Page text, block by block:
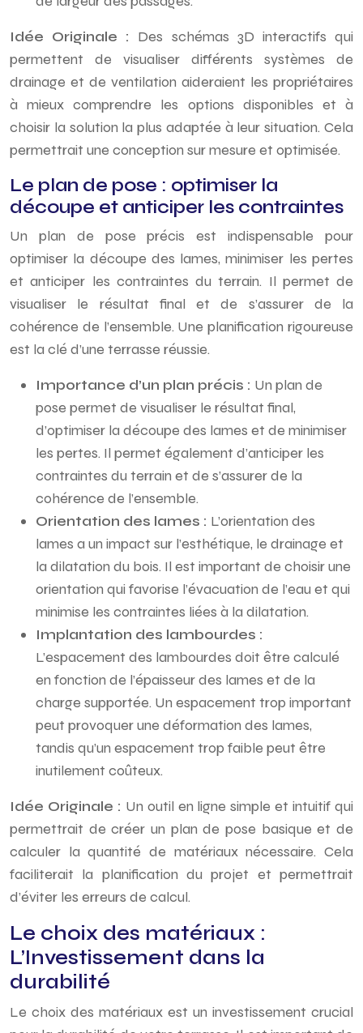
Idée Originale : Des schémas 3D interactifs qui
permettent de visualiser différents systèmes de
drainage et de ventilation aideraient les propriétaires
à mieux comprendre les options disponibles et à
choisir la solution la plus adaptée à leur situation. Cela
permettrait une conception sur mesure et optimisée.
Le plan de pose : optimiser la
découpe et anticiper les contraintes
Un plan de pose précis est indispensable pour
optimiser la découpe des lames, minimiser les pertes
et anticiper les contraintes du terrain. Il permet de
visualiser le résultat final et de s’assurer de la
cohérence de l’ensemble. Une planification rigoureuse
est la clé d’une terrasse réussie.
Importance d’un plan précis : Un plan de
pose permet de visualiser le résultat final,
d’optimiser la découpe des lames et de minimiser
les pertes. Il permet également d’anticiper les
contraintes du terrain et de s’assurer de la
cohérence de l’ensemble.
Orientation des lames : L’orientation des
lames a un impact sur l’esthétique, le drainage et
la dilatation du bois. Il est important de choisir une
orientation qui favorise l’évacuation de l’eau et qui
minimise les contraintes liées à la dilatation.
Implantation des lambourdes :
L’espacement des lambourdes doit être calculé
en fonction de l’épaisseur des lames et de la
charge supportée. Un espacement trop important
peut provoquer une déformation des lames,
tandis qu’un espacement trop faible peut être
inutilement coûteux.
Idée Originale : Un outil en ligne simple et intuitif qui
permettrait de créer un plan de pose basique et de
calculer la quantité de matériaux nécessaire. Cela
faciliterait la planification du projet et permettrait
d’éviter les erreurs de calcul.
Le choix des matériaux :
L’Investissement dans la
durabilité
Le choix des matériaux est un investissement crucial